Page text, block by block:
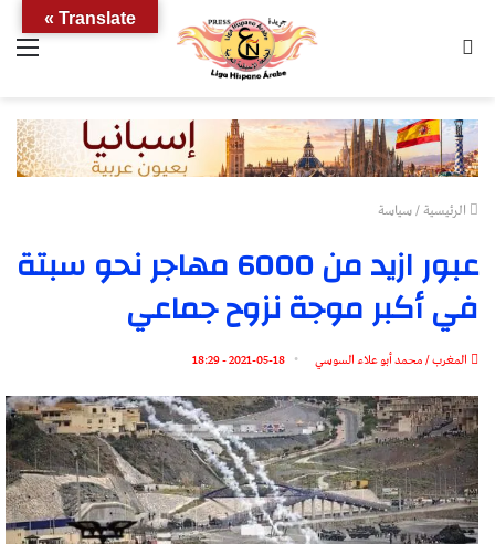
الرئيسية/سياسة
عبور ازيد من 6000 مهاجر نحو سبتة
في أكبر موجة نزوح جماعي
المغرب / محمد أبو علاء السوسي 2021-05-18 - 18:29
Translate »